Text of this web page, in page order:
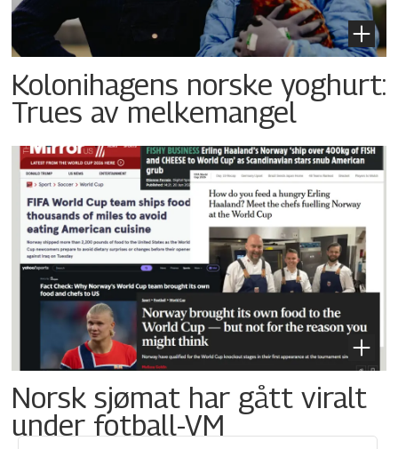
Kolonihagens norske yoghurt:
Trues av melkemangel
Norsk sjømat har gått viralt
under fotball-VM